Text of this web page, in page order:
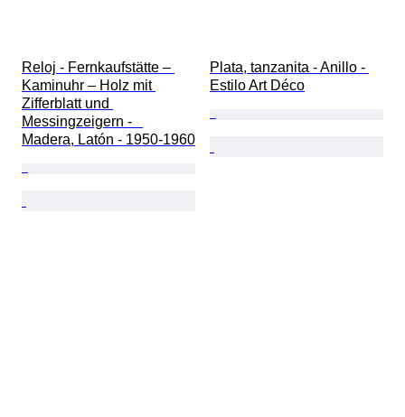
Reloj - Fernkaufstätte –
Kaminuhr – Holz mit
Zifferblatt und
Messingzeigern -
Madera, Latón - 1950-1960
Plata, tanzanita - Anillo -
Estilo Art Déco